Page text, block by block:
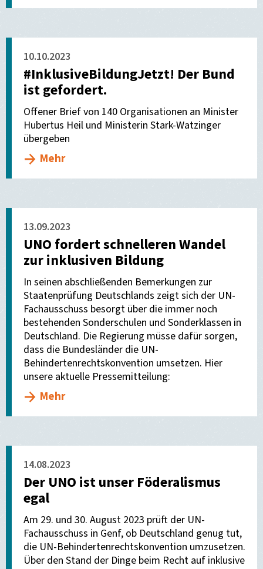
10.10.2023
#InklusiveBildungJetzt! Der Bund
ist gefordert.
Offener Brief von 140 Organisationen an Minister
Hubertus Heil und Ministerin Stark-Watzinger
übergeben
Mehr
13.09.2023
UNO fordert schnelleren Wandel
zur inklusiven Bildung
In seinen abschließenden Bemerkungen zur
Staatenprüfung Deutschlands zeigt sich der UN-
Fachausschuss besorgt über die immer noch
bestehenden Sonderschulen und Sonderklassen in
Deutschland. Die Regierung müsse dafür sorgen,
dass die Bundesländer die UN-
Behindertenrechtskonvention umsetzen. Hier
unsere aktuelle Pressemitteilung:
Mehr
14.08.2023
Der UNO ist unser Föderalismus
egal
Am 29. und 30. August 2023 prüft der UN-
Fachausschuss in Genf, ob Deutschland genug tut,
die UN-Behindertenrechtskonvention umzusetzen.
Über den Stand der Dinge beim Recht auf inklusive